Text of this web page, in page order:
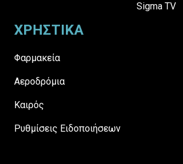
Sigma TV
ΧΡΗΣΤΙΚΑ
Φαρμακεία
Αεροδρόμια
Καιρός
Ρυθμίσεις Ειδοποιήσεων